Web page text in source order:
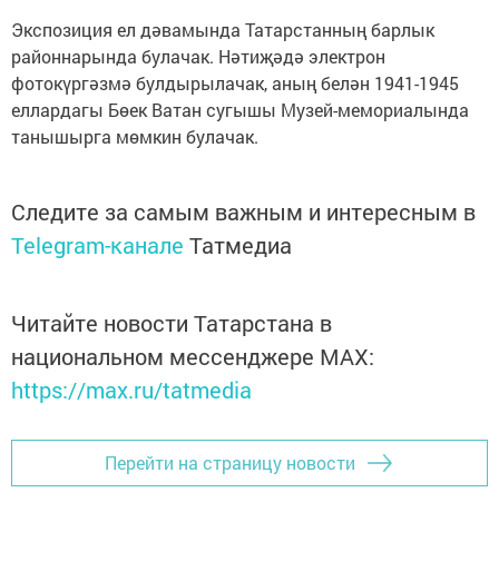
Экспозиция ел дәвамында Татарстанның барлык
районнарында булачак. Нәтиҗәдә электрон
фотокүргәзмә булдырылачак, аның белән 1941-1945
еллардагы Бөек Ватан сугышы Музей-мемориалында
танышырга мөмкин булачак.
Следите за самым важным и интересным в
Telegram-канале Татмедиа
Читайте новости Татарстана в
национальном мессенджере MАХ:
https://max.ru/tatmedia
Перейти на страницу новости